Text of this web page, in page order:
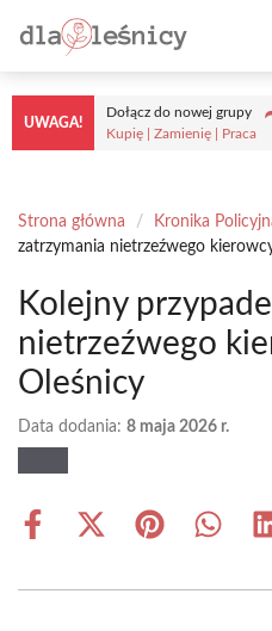
do
treści
UWAGA!
Dołącz do nowej grupy
Kupię | Zamienię | Praca
Strona główna / Kronika
zatrzymania nietrzeźwego
Kolejny
nietrzeźwego
Oleśnicy
Data dodania: 8 maja 2026 r.
Share
Share
(Twitter)
Share Share